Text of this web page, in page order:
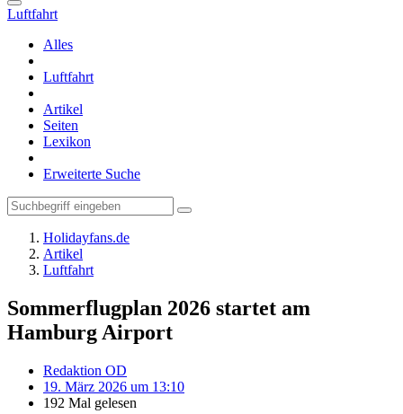
Luftfahrt
Alles
Luftfahrt
Artikel
Seiten
Lexikon
Erweiterte Suche
Holidayfans.de
Artikel
Luftfahrt
Sommerflugplan 2026 startet am
Hamburg Airport
Redaktion OD
19. März 2026 um 13:10
192 Mal gelesen